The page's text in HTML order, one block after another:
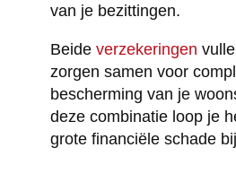
van je bezittingen.
Beide verzekeringen
zorgen samen voor
bescherming van je
deze combinatie loop je
grote financiële schade